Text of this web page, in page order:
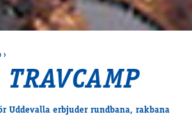
›
TRAVCAMP
Uddevalla erbjuder rundbana, rakbana